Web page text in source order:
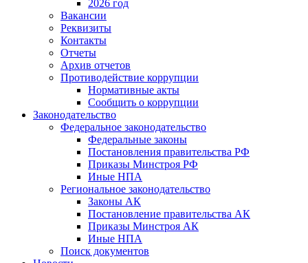
2026 год
Вакансии
Реквизиты
Контакты
Отчеты
Архив отчетов
Противодействие коррупции
Нормативные акты
Сообщить о коррупции
Законодательство
Федеральное законодательство
Федеральные законы
Постановления правительства РФ
Приказы Минстроя РФ
Иные НПА
Региональное законодательство
Законы АК
Постановление правительства АК
Приказы Минстроя АК
Иные НПА
Поиск документов